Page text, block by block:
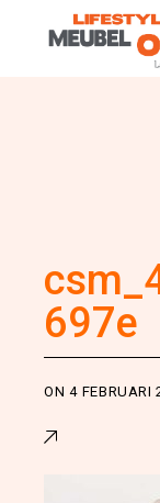
697e
ON4 FEBRUARI